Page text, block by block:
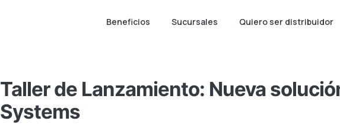
Beneficios Sucursales Quiero ser distribuidor
Taller de Lanzamiento: Nueva
Systems